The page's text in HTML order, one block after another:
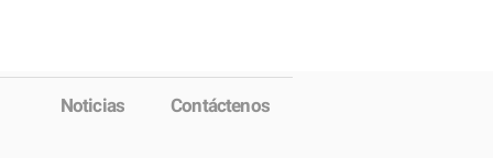
Noticias Contáctenos